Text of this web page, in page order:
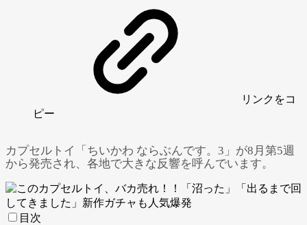
リンク をコ
ピー
カプセルトイ「ちいかわ ならぶんです。3」が8月第5週
から発売され、各地で大きな反響を呼んでいます。
目次